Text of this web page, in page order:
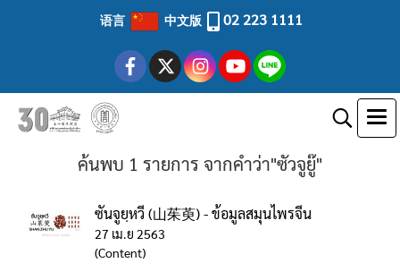
语言 中文版 02 223 1111
ค้นพบ 1 รายการ จากคำว่า"ซัวจูยู๊"
ซันจูยฺหวี (山茱萸) - ข้อมูลสมุนไพรจีน
27 เม.ย 2563
(Content)